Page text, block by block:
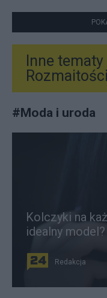
Inne
Rozmaitości
#Moda i uroda
Kolczyki na
idealny model?
Redakcja